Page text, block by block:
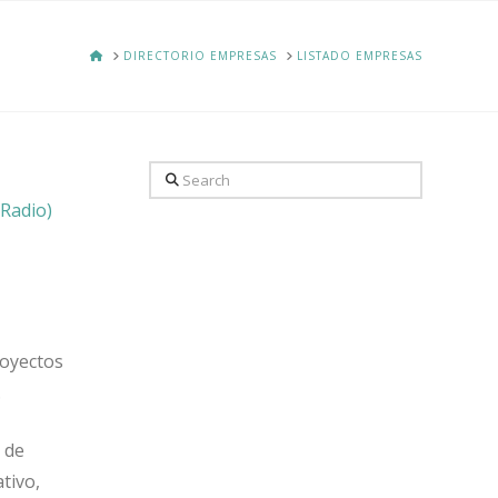
HOMEDIRECTORIO EMPRESAS LISTADO EMPRESAS
Search